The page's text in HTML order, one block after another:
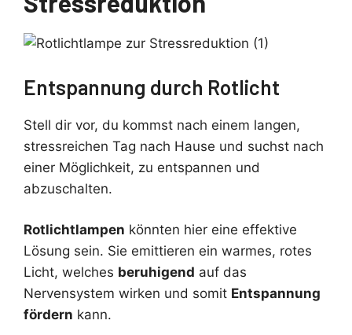
Entspannung durch Rotlicht
Stell dir vor, du kommst nach einem langen,
stressreichen Tag nach Hause und suchst nach
einer Möglichkeit, zu entspannen und
abzuschalten.
Rotlichtlampen könnten hier eine effektive
Lösung sein. Sie emittieren ein warmes, rotes
Licht, welches beruhigend auf das
Nervensystem wirken und somit Entspannung
fördern kann.